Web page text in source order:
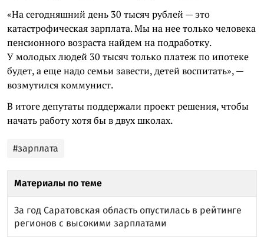
«На сегодняшний день 30 тысяч рублей — это
катастрофическая зарплата. Мы на нее только человека
пенсионного возраста найдем на подработку.
У молодых людей 30 тысяч только платеж по ипотеке
будет, а еще надо семьи завести, детей воспитать», —
возмутился коммунист.
В итоге депутаты поддержали проект решения, чтобы
начать работу хотя бы в двух школах.
#зарплата
Материалы по теме
За год Саратовская область опустилась в рейтинге
регионов с высокими зарплатами